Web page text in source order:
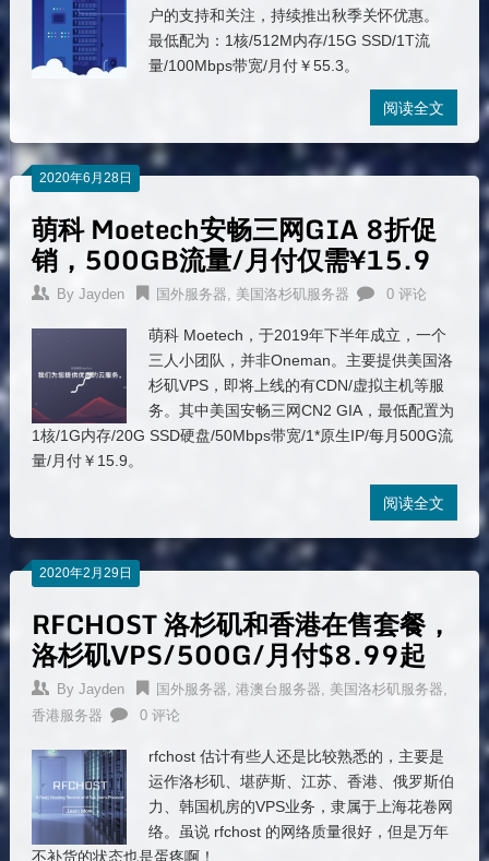
户的支持和关注，持续推出秋季关怀优惠。
最低配为：1核/512M内存/15G SSD/1T流
量/100Mbps带宽/月付￥55.3。
阅读全文
2020年6月28日
萌科 Moetech安畅三网GIA 8折促
销，500GB流量/月付仅需¥15.9
By Jayden 国外服务器, 美国洛杉矶服务器 0 评论
萌科 Moetech，于2019年下半年成立，一个
三人小团队，并非Oneman。主要提供美国洛
杉矶VPS，即将上线的有CDN/虚拟主机等服
务。其中美国安畅三网CN2 GIA，最低配置为
1核/1G内存/20G SSD硬盘/50Mbps带宽/1*原生IP/每月500G流
量/月付￥15.9。
阅读全文
2020年2月29日
RFCHOST 洛杉矶和香港在售套餐，
洛杉矶VPS/500G/月付$8.99起
By Jayden 国外服务器, 港澳台服务器, 美国洛杉矶服务器,
香港服务器
0 评论
rfchost 估计有些人还是比较熟悉的，主要是
运作洛杉矶、堪萨斯、江苏、香港、俄罗斯伯
力、韩国机房的VPS业务，隶属于上海花卷网
络。虽说 rfchost 的网络质量很好，但是万年
不补货的状态也是蛋疼啊！